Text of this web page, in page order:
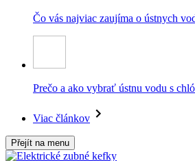
Čo vás najviac zaujíma o ústnych
Prečo a ako vybrať ústnu vodu s
Viac článkov
Přejít na menu